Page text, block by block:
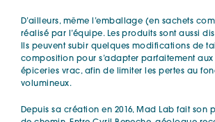
D’ailleurs, même l’emballage (en sachets
réalisé par l’équipe. Les produits sont aussi
Ils peuvent subir quelques modifications de
composition pour s’adapter parfaitement aux
épiceries vrac, afin de limiter les pertes au
volumineux.
Depuis sa création en 2016, Mad Lab fait son